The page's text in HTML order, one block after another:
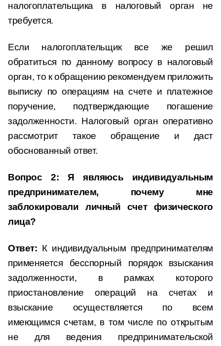
налогоплательщика в налоговый орган не
требуется.
Если налогоплательщик все же решил
обратиться по данному вопросу в налоговый
орган, то к обращению рекомендуем приложить
выписку по операциям на счете и платежное
поручение, подтверждающие погашение
задолженности. Налоговый орган оперативно
рассмотрит такое обращение и даст
обоснованный ответ.
Вопрос 2: Я являюсь индивидуальным
предпринимателем, почему мне
заблокировали личный счет физического
лица?
Ответ: К индивидуальным предпринимателям
применяется бесспорный порядок взыскания
задолженности, в рамках которого
приостановление операций на счетах и
взыскание осуществляется по всем
имеющимся счетам, в том числе по открытым
не для ведения предпринимательской